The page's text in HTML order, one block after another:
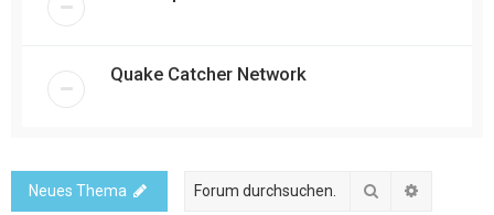
Quake Catcher Network
Neues Thema Suche